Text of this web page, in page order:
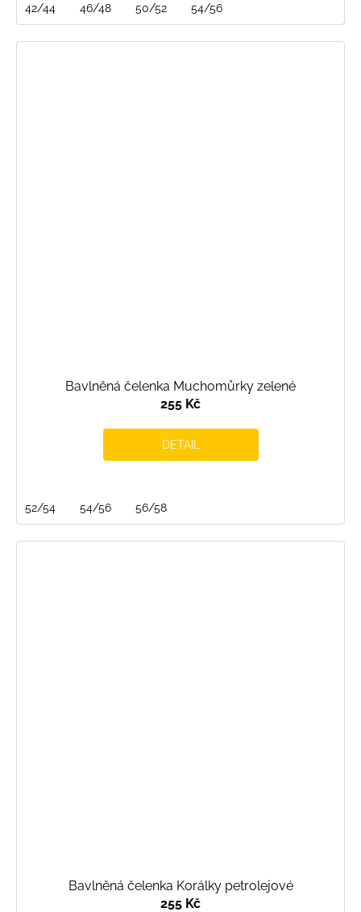
42/44 46/48 50/52 54/56
Bavlněná čelenka Muchomůrky zelené
255 Kč
DETAIL
52/54 54/56 56/58
Bavlněná čelenka Korálky petrolejové
255 Kč